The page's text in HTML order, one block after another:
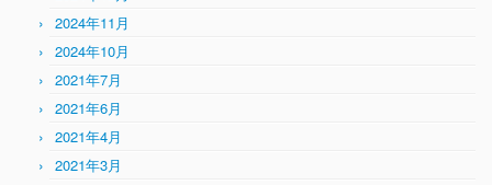
2024年11月
2024年10月
2021年7月
2021年6月
2021年4月
2021年3月